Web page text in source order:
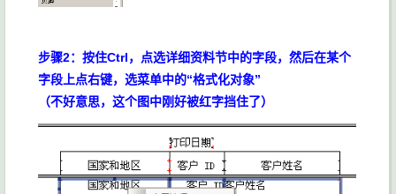
步骤2：按住Ctrl，点选详细资料节中的字段，然后在某个
字段上点右键，选菜单中的“格式化对象”
（不好意思，这个图中刚好被红字挡住了）